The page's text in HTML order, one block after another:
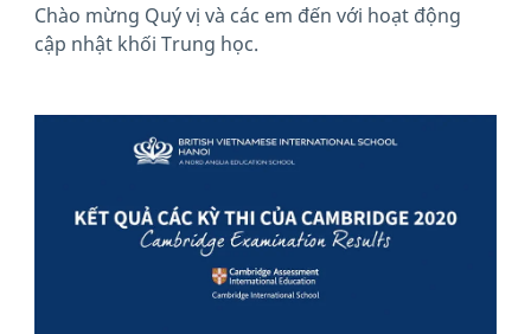
Chào mừng Quý vị và các em đến với hoạt động
cập nhật khối Trung học.